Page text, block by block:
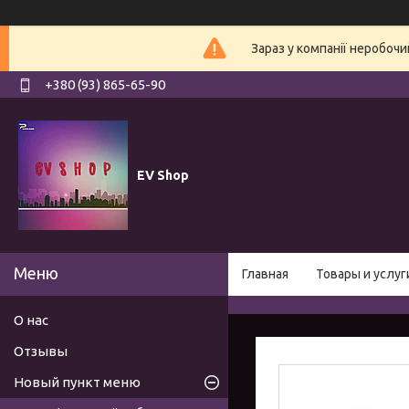
Зараз у компанії
+380 (93) 865-65-90
EV Shop
Главная Товары и
О нас
Отзывы
Новый пункт меню